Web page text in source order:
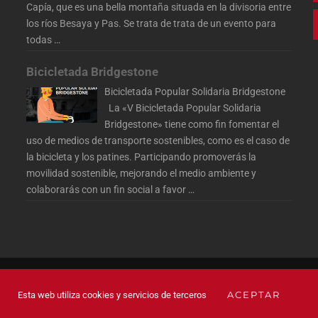
Capía, que es una bella montaña situada en la divisoria entre
los ríos Besaya y Pas. Se trata de trata de un evento para
todas …
Bicicletada Bridgestone
Bicicletada Popular Solidaria Bridgestone
La «V Bicicletada Popular Solidaria
Bridgestone» tiene como fin fomentar el
uso de medios de transporte sostenibles, como es el caso de
la bicicleta y los patines. Participando promoverás la
movilidad sostenible, mejorando el medio ambiente y
colaborarás con un fin social a favor …
Esta web utiliza cookies y servicios de terceros ACEPTAR